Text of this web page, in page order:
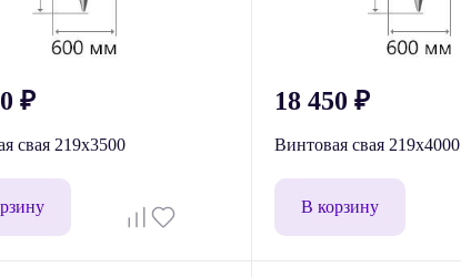
₽
свая 219x3500
18 450₽
Винтовая свая 219x4000
В корзину